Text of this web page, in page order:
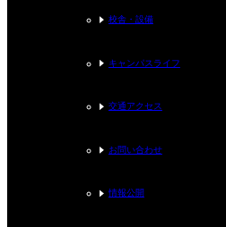
校舎・設備
キャンパスライフ
交通アクセス
お問い合わせ
情報公開